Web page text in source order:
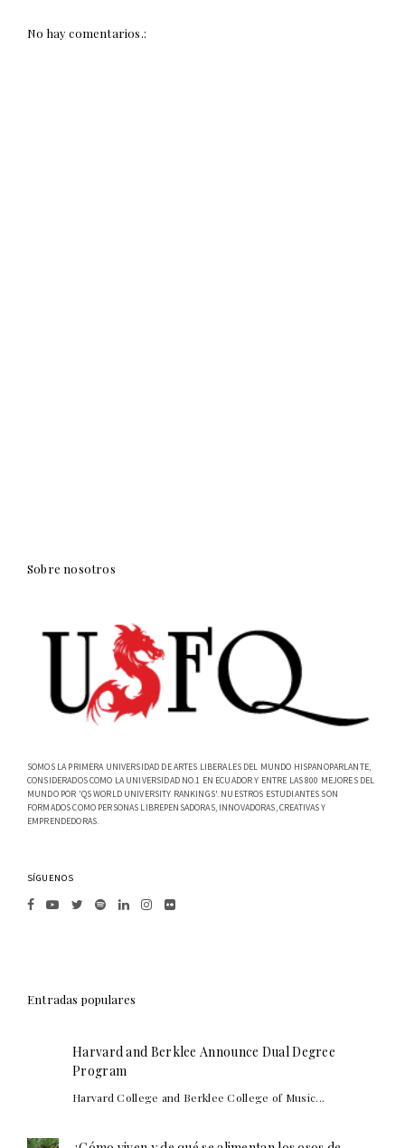
No hay comentarios.:
Sobre nosotros
SOMOS LA PRIMERA UNIVERSIDAD DE ARTES LIBERALES DEL MUNDO HISPANOPARLANTE,
CONSIDERADOS COMO LA UNIVERSIDAD NO.1 EN ECUADOR Y ENTRE LAS 800 MEJORES DEL
MUNDO POR 'QS WORLD UNIVERSITY RANKINGS'. NUESTROS ESTUDIANTES SON
FORMADOS COMO PERSONAS LIBREPENSADORAS, INNOVADORAS, CREATIVAS Y
EMPRENDEDORAS.
SÍGUENOS
Entradas populares
Harvard and Berklee Announce Dual Degree
Program
Harvard College and Berklee College of Music...